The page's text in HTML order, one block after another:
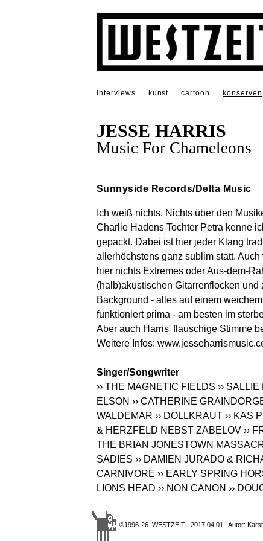
interviews kunst cartoon konserven
JESSE HARRIS
Music For Chameleons
Sunnyside Records/Delta Music
Ich weiß nichts. Nichts über den
Charlie Hadens Tochter Petra kenne
gepackt. Dabei ist hier jeder Klang
allerhöchstens ganz sublim statt.
hier nichts Extremes oder Aus-dem-
(halb)akustischen Gitarrenflocken
Background - alles auf einem
funktioniert prima - am besten im
Aber auch Harris' flauschige Stimme
Weitere Infos:
Singer/Songwriter
›› THE MAGNETIC FIELDS ››
ELSON ›› CATHERINE
WALDEMAR ›› DOLLKRAUT ›› KAS
& HERZFELD NEBST ZABELOV ››
THE BRIAN JONESTOWN
SADIES ›› DAMIEN JURADO &
CARNIVORE ›› EARLY SPRING
LIONS HEAD ›› NON CANON ››
©1996-26 WESTZEIT | 2017.04.01 | Autor: